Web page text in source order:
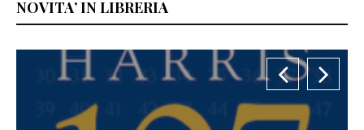
NOVITA’ IN LIBRERIA